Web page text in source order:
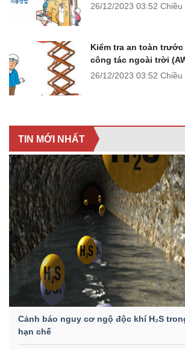
26/12/2023 03:52 Chiều
Kiểm tra an toàn
công tác ngoài trời
26/12/2023 03:52 Chiều
TIN MỚI NHẤT
Cảnh báo nguy cơ ngộ độc khí H₂S
hạn chế